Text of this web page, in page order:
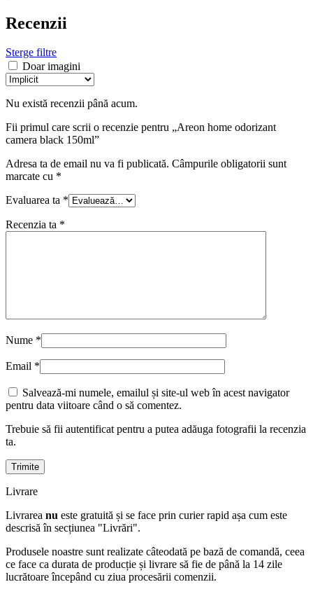
Recenzii
Sterge filtre
Doar imagini
Nu există recenzii până acum.
Fii primul care scrii o recenzie pentru „Areon home odorizant
camera black 150ml”
Adresa ta de email nu va fi publicată. Câmpurile obligatorii sunt
marcate cu *
Evaluarea ta *
Recenzia ta *
Nume *
Email *
Salvează-mi numele, emailul și site-ul web în acest navigator
pentru data viitoare când o să comentez.
Trebuie să fii autentificat pentru a putea adăuga fotografii la recenzia
ta.
Livrare
Livrarea nu este gratuită și se face prin curier rapid așa cum este
descrisă în secțiunea "Livrări".
Produsele noastre sunt realizate câteodată pe bază de comandă, ceea
ce face ca durata de producție și livrare să fie de până la 14 zile
lucrătoare începând cu ziua procesării comenzii.